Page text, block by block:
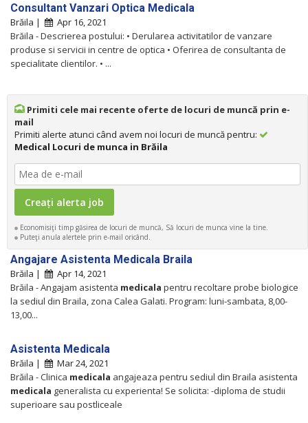
Consultant Vanzari Optica Medicala
Brăila |
Apr 16, 2021
Brăila - Descrierea postului: • Derularea activitatilor de vanzare
produse si servicii in centre de optica • Oferirea de consultanta de
specialitate clientilor. • ...
Primiti cele mai recente oferte de locuri de muncă prin e-
mail
Primiti alerte atunci când avem noi locuri de muncă pentru:
Medical Locuri de munca in Brăila
Economisiţi timp găsirea de locuri de muncă, Să locuri de munca vine la tine.
Puteţi anula alertele prin e-mail oricând.
Angajare Asistenta Medicala Braila
Brăila |
Apr 14, 2021
Brăila - Angajam asistenta medicala pentru recoltare probe biologice
la sediul din Braila, zona Calea Galati. Program: luni-sambata, 8,00-
13,00...
Asistenta Medicala
Brăila |
Mar 24, 2021
Brăila - Clinica medicala angajeaza pentru sediul din Braila asistenta
medicala generalista cu experienta! Se solicita: -diploma de studii
superioare sau postliceale